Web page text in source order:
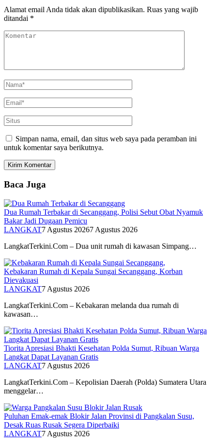
Alamat email Anda tidak akan dipublikasikan. Ruas yang wajib
ditandai *
Simpan nama, email, dan situs web saya pada peramban ini
untuk komentar saya berikutnya.
Baca Juga
Dua Rumah Terbakar di Secanggang, Polisi Sebut Obat Nyamuk
Bakar Jadi Dugaan Pemicu
LANGKAT7 Agustus 20267 Agustus 2026
LangkatTerkini.Com – Dua unit rumah di kawasan Simpang…
Kebakaran Rumah di Kepala Sungai Secanggang, Korban
Dievakuasi
LANGKAT7 Agustus 2026
LangkatTerkini.Com – Kebakaran melanda dua rumah di
kawasan…
Tiorita Apresiasi Bhakti Kesehatan Polda Sumut, Ribuan Warga
Langkat Dapat Layanan Gratis
LANGKAT7 Agustus 2026
LangkatTerkini.Com – Kepolisian Daerah (Polda) Sumatera Utara
menggelar…
Puluhan Emak-emak Blokir Jalan Provinsi di Pangkalan Susu,
Desak Ruas Rusak Segera Diperbaiki
LANGKAT7 Agustus 2026